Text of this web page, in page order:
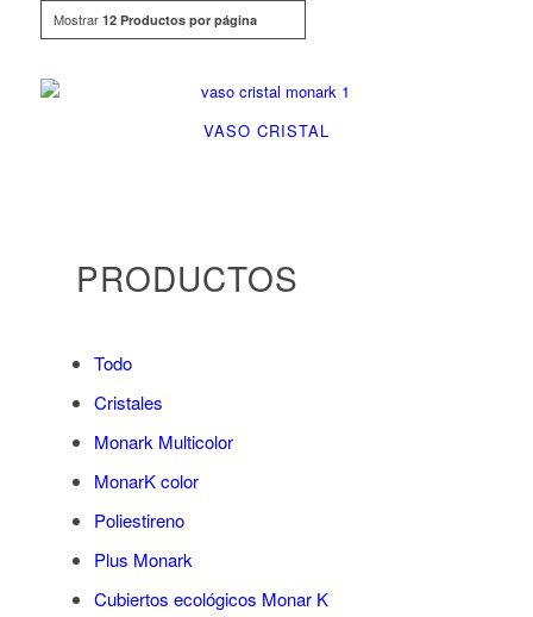
Mostrar 12 Productos por página
VASO CRISTAL
PRODUCTOS
Todo
Cristales
Monark Multicolor
MonarK color
Poliestireno
Plus Monark
Cubiertos ecológicos Monar K